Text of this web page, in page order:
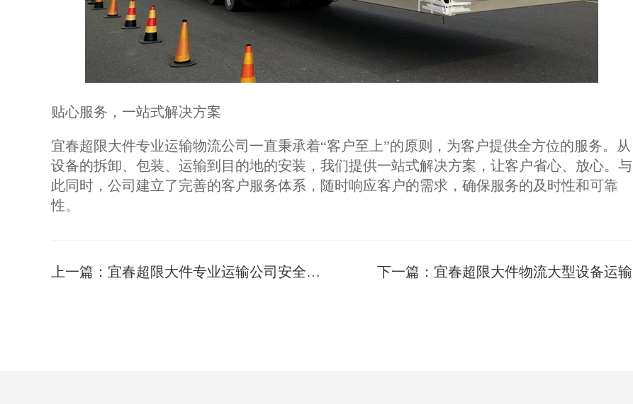
贴心服务，一站式解决方案
宜春超限大件专业运输物流公司一直秉承着“客户至上”的原则，为客户提供全方位的服务。从
设备的拆卸、包装、运输到目的地的安装，我们提供一站式解决方案，让客户省心、放心。与
此同时，公司建立了完善的客户服务体系，随时响应客户的需求，确保服务的及时性和可靠
性。
上一篇： 宜春超限大件专业运输公司安全高效 下一篇： 宜春超限大件物流大型设备运输